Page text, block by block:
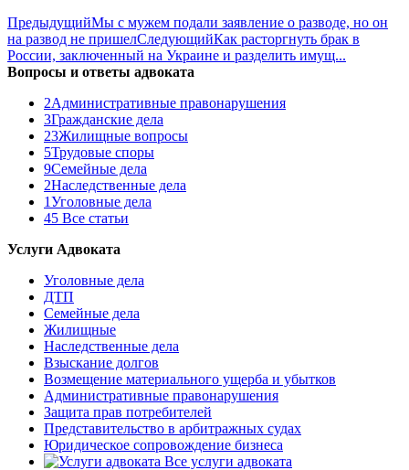
ПредыдущийМы с мужем подали заявление о разводе, но он
на развод не пришелСледующийКак расторгнуть брак в
России, заключенный на Украине и разделить имущ...
Вопросы и ответы адвоката
2Административные правонарушения
3Гражданские дела
23Жилищные вопросы
5Трудовые споры
9Семейные дела
2Наследственные дела
1Уголовные дела
45 Все статьи
Услуги Адвоката
Уголовные дела
ДТП
Семейные дела
Жилищные
Наследственные дела
Взыскание долгов
Возмещение материального ущерба и убытков
Административные правонарушения
Защита прав потребителей
Представительство в арбитражных судах
Юридическое сопровождение бизнеса
Все услуги адвоката